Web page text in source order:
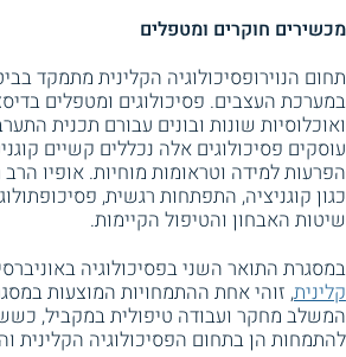
מכשירים חוקרים ומטפלים
תחום הנוירופסיכולוגיה הקלינית מתמקד
במערכת העצבים. פסיכולוגים ומטפלים
ואוכלוסיות שונות ובונים עבורם תכנית
עוסקים פסיכולוגים אלה נכללים קשיים
הפרעות למידה וטראומות מוחיות. אופיו
כגון קוגניציה, התפתחות רגשית,
שיטות האבחון והטיפול הקיימות.
במסגרת התואר השני בפסיכולוגיה
קלינית, זוהי אחת ההתמחויות המוצעות
המשלב מחקר ועבודה טיפולית במקביל,
להתמחות הן בתחום הפסיכולוגיה הקלינית